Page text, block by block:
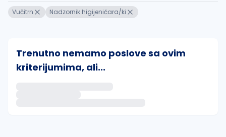
Vučitrn Nadzornik higijeničara/ki
Trenutno nemamo poslove sa ovim
kriterijumima, ali...